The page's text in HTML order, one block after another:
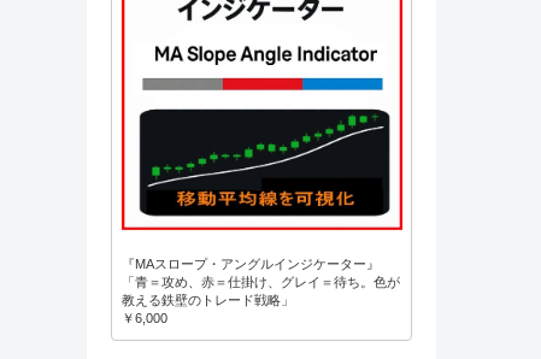
『MAスロープ・アングルインジケーター』
「青＝攻め、赤＝仕掛け、グレイ＝待ち。色が
教える鉄壁のトレード戦略」
￥6,000